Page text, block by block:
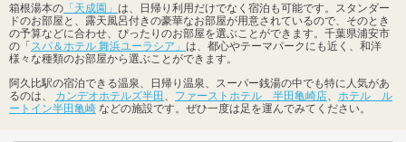
箱根湯本の 「天成園」 は、日帰り利用だけでなく宿泊も可能です。スタンダー
ドのお部屋と、露天風呂付きの豪華なお部屋が用意されているので、そのとき
の予算などに合わせ、ぴったりのお部屋を選ぶことができます。千葉県浦安市
の「スパ＆ホテル 舞浜ユーラシア」 は、都心やテーマパークにも近く、和洋
様々な種類のお部屋から選ぶことができます。
阿久比駅の宿泊できる温泉、日帰り温泉、スーパー銭湯の中でも特に人気があ
るのは、 カンデオホテルズ半田 、 ファーストホテル 半田亀崎店、 ホテル ル
ートイン半田亀崎 などの施設です。ぜひ一度は足を運んでみてください。